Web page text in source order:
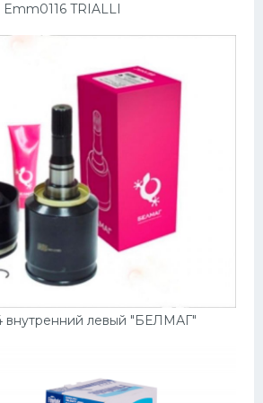
Emm0116 TRIALLI
внутренний левый "БЕЛМАГ"